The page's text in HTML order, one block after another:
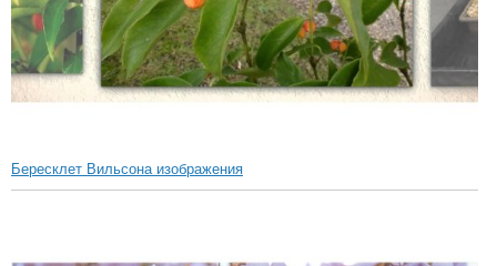
Бересклет Вильсона изображения